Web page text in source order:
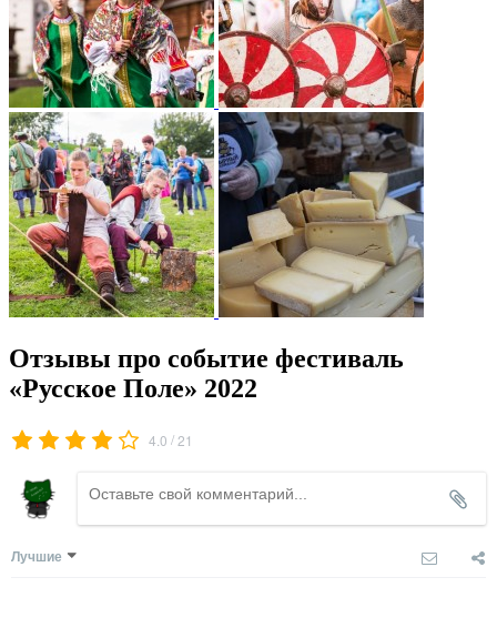
Отзывы про событие фестиваль
«Русское Поле» 2022
4.0 /21
Лучшие